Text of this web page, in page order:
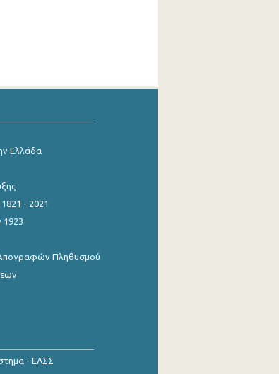
Ελλάδα
- 2021
Πληθυσμού
- ΕΛΣΣ